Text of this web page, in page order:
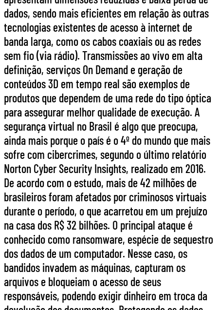
dados, sendo mais eficientes em relação às outras
tecnologias existentes de acesso à internet de
banda larga, como os cabos coaxiais ou as redes
sem fio (via rádio). Transmissões ao vivo em alta
definição, serviços On Demand e geração de
conteúdos 3D em tempo real são exemplos de
produtos que dependem de uma rede do tipo óptica
para assegurar melhor qualidade de execução. A
segurança virtual no Brasil é algo que preocupa,
ainda mais porque o país é o 4º do mundo que mais
sofre com cibercrimes, segundo o último relatório
Norton Cyber Security Insights, realizado em 2016.
De acordo com o estudo, mais de 42 milhões de
brasileiros foram afetados por criminosos virtuais
durante o período, o que acarretou em um prejuízo
na casa dos R$ 32 bilhões. O principal ataque é
conhecido como ransomware, espécie de sequestro
dos dados de um computador. Nesse caso, os
bandidos invadem as máquinas, capturam os
arquivos e bloqueiam o acesso de seus
responsáveis, podendo exigir dinheiro em troca da